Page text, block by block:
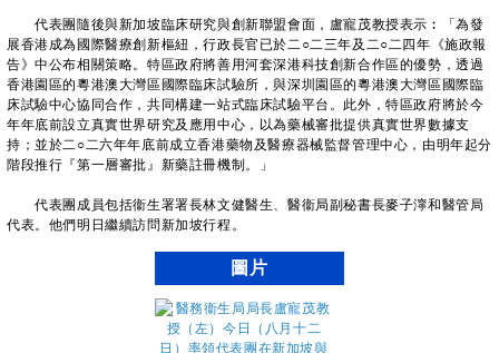
代表團隨後與新加坡臨床研究與創新聯盟會面，盧寵茂教授表示︰「為發
展香港成為國際醫療創新樞紐，行政長官已於二○二三年及二○二四年《施政報
告》中公布相關策略。特區政府將善用河套深港科技創新合作區的優勢，透過
香港園區的粵港澳大灣區國際臨床試驗所，與深圳園區的粵港澳大灣區國際臨
床試驗中心協同合作，共同構建一站式臨床試驗平台。此外，特區政府將於今
年年底前設立真實世界研究及應用中心，以為藥械審批提供真實世界數據支
持；並於二○二六年年底前成立香港藥物及醫療器械監督管理中心，由明年起分
階段推行『第一層審批』新藥註冊機制。」
代表團成員包括衞生署署長林文健醫生、醫衞局副秘書長麥子濘和醫管局
代表。他們明日繼續訪問新加坡行程。
圖片